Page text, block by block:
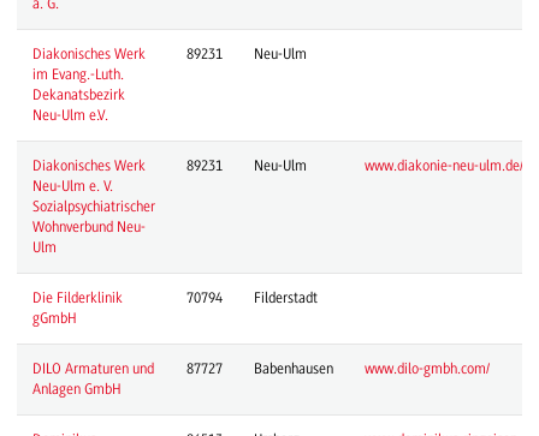
a. G.
Diakonisches Werk
im Evang.-Luth.
Dekanatsbezirk
Neu-Ulm e.V.
89231 Neu-Ulm
Diakonisches Werk
Neu-Ulm e. V.
Sozialpsychiatrischer
Wohnverbund Neu-
Ulm
89231 Neu-Ulm www.diakonie-neu-ulm.de/
Die Filderklinik
gGmbH
70794 Filderstadt
DILO Armaturen und
Anlagen GmbH
87727 Babenhausen www.dilo-gmbh.com/